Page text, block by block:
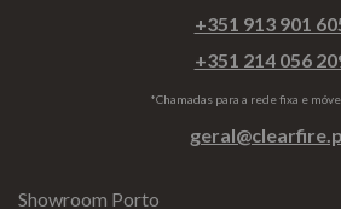
+351 913 901
+351 214 056
*Chamadas para a rede fixa e
Showroom Porto